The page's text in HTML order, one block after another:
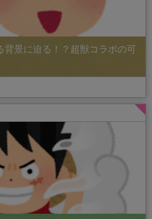
背景に迫る！？超獣コラボの可